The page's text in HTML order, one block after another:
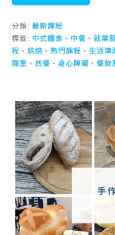
分類: 最新課程
標籤: 中式麵食 、 中餐 、 就業
程 、 烘焙 、 熱門課程 、 生活津
職重 、 西餐 、 身心障礙 、 餐飲